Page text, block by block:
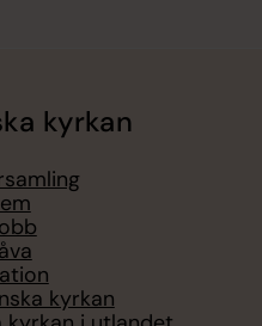
kyrkan
kyrkan